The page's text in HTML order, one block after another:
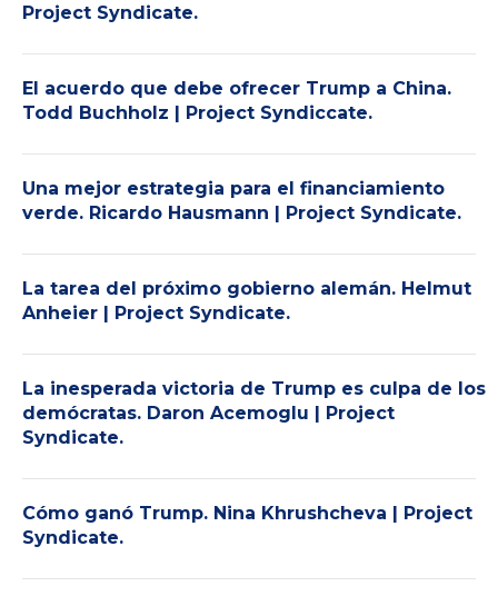
Project Syndicate.
El acuerdo que debe ofrecer Trump a China.
Todd Buchholz | Project Syndiccate.
Una mejor estrategia para el financiamiento
verde. Ricardo Hausmann | Project Syndicate.
La tarea del próximo gobierno alemán. Helmut
Anheier | Project Syndicate.
La inesperada victoria de Trump es culpa de los
demócratas. Daron Acemoglu | Project
Syndicate.
Cómo ganó Trump. Nina Khrushcheva | Project
Syndicate.